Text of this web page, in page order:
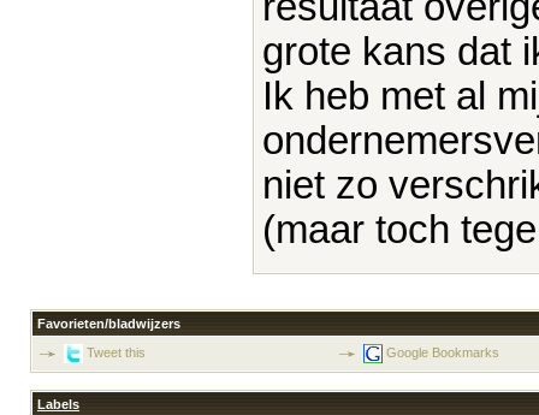
grote kans dat
Ik heb met al
niet zo
(maar toch
Favorieten/bladwijzers
Tweet this
Google Bookmarks
Labels